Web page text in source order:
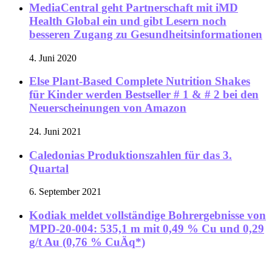
MediaCentral geht Partnerschaft mit iMD
Health Global ein und gibt Lesern noch
besseren Zugang zu Gesundheitsinformationen
4. Juni 2020
Else Plant-Based Complete Nutrition Shakes
für Kinder werden Bestseller # 1 & # 2 bei den
Neuerscheinungen von Amazon
24. Juni 2021
Caledonias Produktionszahlen für das 3.
Quartal
6. September 2021
Kodiak meldet vollständige Bohrergebnisse von
MPD-20-004: 535,1 m mit 0,49 % Cu und 0,29
g/t Au (0,76 % CuÄq*)